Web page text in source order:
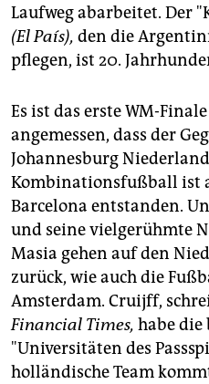
Laufweg abarbeitet. Der
(El País), den die
pflegen, ist 20.
Es ist das erste WM-
angemessen, dass der
Johannesburg
Kombinationsfußball ist
Barcelona entstanden.
und seine vielgerühmte
Masia gehen auf den
zurück, wie auch die
Amsterdam. Cruijff,
Financial Times, habe die
"Universitäten des
holländische Team